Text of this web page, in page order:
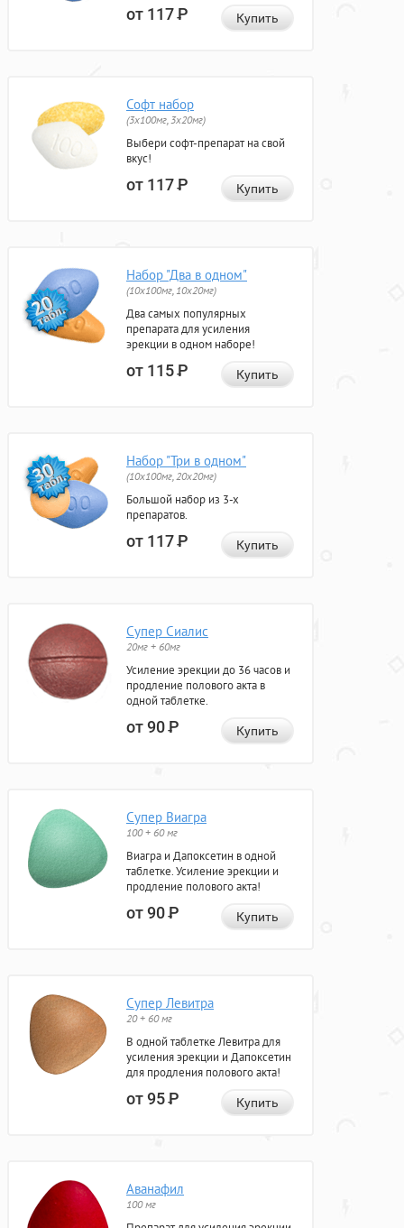
от 117Р Купить
Софт набор
(3x100мг, 3x20мг)
Выбери софт-препарат на свой
вкус!
от 117Р Купить
Набор "Два в одном"
(10x100мг, 10x20мг)
Два самых популярных
препарата для усиления
эрекции в одном наборе!
от 115Р Купить
Набор "Три в одном"
(10x100мг, 20x20мг)
Большой набор из 3-х
препаратов.
от 117Р Купить
Супер Сиалис
20мг + 60мг
Усиление эрекции до 36 часов и
продление полового акта в
одной таблетке.
от 90Р Купить
Супер Виагра
100 + 60 мг
Виагра и Дапоксетин в одной
таблетке. Усиление эрекции и
продление полового акта!
от 90Р Купить
Супер Левитра
20 + 60 мг
В одной таблетке Левитра для
усиления эрекции и Дапоксетин
для продления полового акта!
от 95Р Купить
Аванафил
100 мг